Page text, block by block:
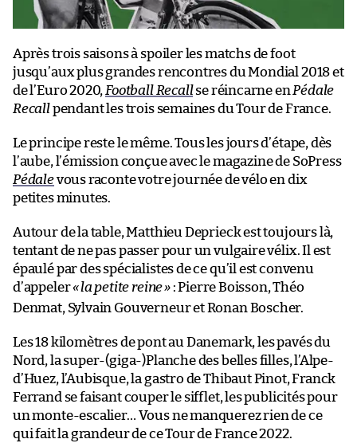
Après trois saisons à spoiler les matchs de foot
jusqu’aux plus grandes rencontres du Mondial 2018 et
de l’Euro 2020, Football Recallse réincarne en Pédale
Recallpendant les trois semaines du Tour de France.
Le principe reste le même. Tous les jours d’étape, dès
l’aube, l’émission conçue avec le magazine de SoPress
Pédalevous raconte votre journée de vélo en dix
petites minutes.
Autour de la table, Matthieu Deprieck est toujours là,
tentant de ne pas passer pour un vulgaire vélix. Il est
épaulé par des spécialistes de ce qu’il est convenu
d’appeler«la petite reine»: Pierre Boisson, Théo
Denmat, Sylvain Gouverneur et Ronan Boscher.
Les 18 kilomètres de pont au Danemark, les pavés du
Nord, la super-(giga-)Planche des belles filles, l’Alpe-
d’Huez, l’Aubisque, la gastro de Thibaut Pinot, Franck
Ferrand se faisant couper le sifflet, les publicités pour
un monte-escalier… Vous ne manquerez rien de ce
qui fait la grandeur de ce Tour de France 2022.